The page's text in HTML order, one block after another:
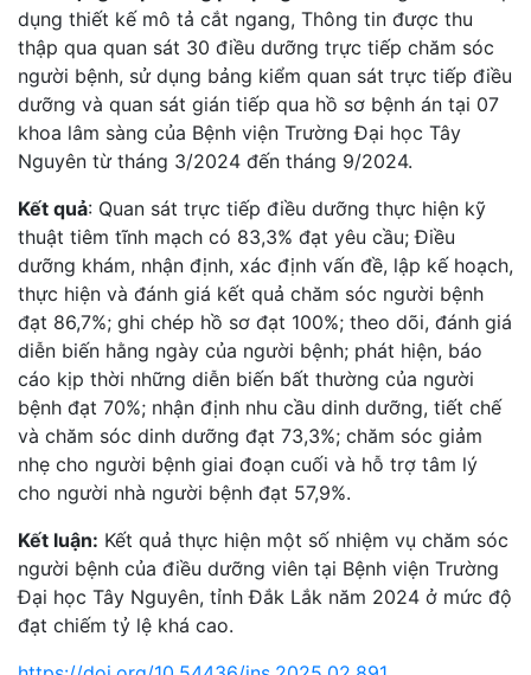
dụng thiết kế mô tả cắt ngang, Thông tin được thu
thập qua quan sát 30 điều dưỡng trực tiếp chăm sóc
người bệnh, sử dụng bảng kiểm quan sát trực tiếp điều
dưỡng và quan sát gián tiếp qua hồ sơ bệnh án tại 07
khoa lâm sàng của Bệnh viện Trường Đại học Tây
Nguyên từ tháng 3/2024 đến tháng 9/2024.
Kết quả: Quan sát trực tiếp điều dưỡng thực hiện kỹ
thuật tiêm tĩnh mạch có 83,3% đạt yêu cầu; Điều
dưỡng khám, nhận định, xác định vấn đề, lập kế hoạch,
thực hiện và đánh giá kết quả chăm sóc người bệnh
đạt 86,7%; ghi chép hồ sơ đạt 100%; theo dõi, đánh giá
diễn biến hằng ngày của người bệnh; phát hiện, báo
cáo kịp thời những diễn biến bất thường của người
bệnh đạt 70%; nhận định nhu cầu dinh dưỡng, tiết chế
và chăm sóc dinh dưỡng đạt 73,3%; chăm sóc giảm
nhẹ cho người bệnh giai đoạn cuối và hỗ trợ tâm lý
cho người nhà người bệnh đạt 57,9%.
Kết luận: Kết quả thực hiện một số nhiệm vụ chăm sóc
người bệnh của điều dưỡng viên tại Bệnh viện Trường
Đại học Tây Nguyên, tỉnh Đắk Lắk năm 2024 ở mức độ
đạt chiếm tỷ lệ khá cao.